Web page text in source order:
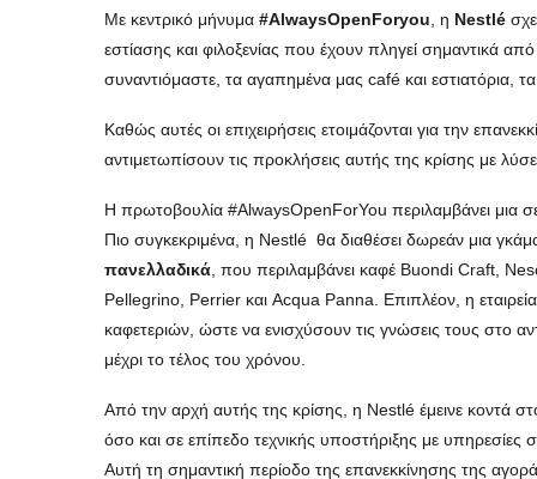
Με κεντρικό μήνυμα #AlwaysOpenForyou, η Nestlé
εστίασης και φιλοξενίας που έχουν πληγεί σημαντικά
συναντιόμαστε, τα αγαπημένα μας café και εστιατόρια,
Καθώς αυτές οι επιχειρήσεις ετοιμάζονται για την
αντιμετωπίσουν τις προκλήσεις αυτής της κρίσης με
Η πρωτοβουλία #AlwaysOpenForYou περιλαμβάνει μια
Πιο συγκεκριμένα, η Nestlé θα διαθέσει δωρεάν μια
πανελλαδικά, που περιλαμβάνει καφέ Buondi Craft,
Pellegrino, Perrier και Acqua Panna. Επιπλέον, η εταιρεία
καφετεριών, ώστε να ενισχύσουν τις γνώσεις τους στο
μέχρι το τέλος του χρόνου.
Από την αρχή αυτής της κρίσης, η Nestlé έμεινε κοντά
όσο και σε επίπεδο τεχνικής υποστήριξης με
Αυτή τη σημαντική περίοδο της επανεκκίνησης της